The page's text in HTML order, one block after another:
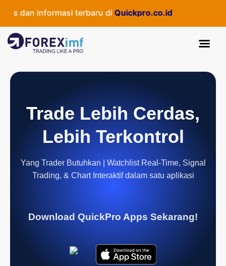
informasi terbaru diQuickpro.co.id
Trade Lebih Cerdas,
Lebih Terkontrol
Yang Trader Butuhkan | Watchlist Real-Time, Signal
Trading, & Chart Interaktif dalam satu aplikasi
Download QuickPro Apps Sekarang!